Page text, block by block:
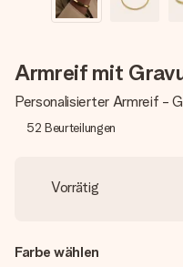
Armreif mit
Personalisierter Armreif -
52 Beurteilungen
Vorrätig
Farbe wählen